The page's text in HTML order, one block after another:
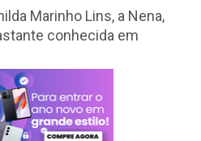
Marinho Lins, a Nena,
conhecida em